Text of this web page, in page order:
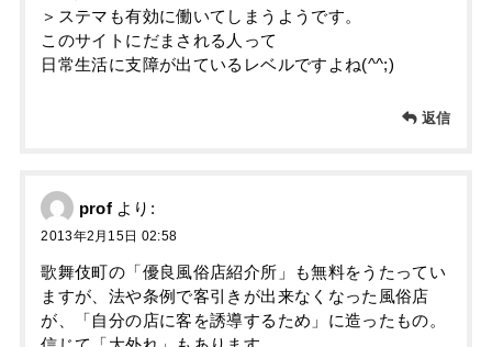
＞ステマも有効に働いてしまうようです。
このサイトにだまされる人って
日常生活に支障が出ているレベルですよね(^^;)
返信
prof より:
2013年2月15日 02:58
歌舞伎町の「優良風俗店紹介所」も無料をうたってい
ますが、法や条例で客引きが出来なくなった風俗店
が、「自分の店に客を誘導するため」に造ったもの。